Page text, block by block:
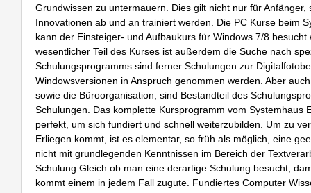
Grundwissen zu untermauern. Dies gilt nicht nur für
Innovationen ab und an trainiert werden. Die PC Kurse beim
kann der Einsteiger- und Aufbaukurs für Windows 7/8
wesentlicher Teil des Kurses ist außerdem die Suche nach
Schulungsprogramms sind ferner Schulungen zur
Windowsversionen in Anspruch genommen werden. Aber
sowie die Büroorganisation, sind Bestandteil des
Schulungen. Das komplette Kursprogramm vom Systemhaus
perfekt, um sich fundiert und schnell weiterzubilden. Um zu
Erliegen kommt, ist es elementar, so früh als möglich, eine
nicht mit grundlegenden Kenntnissen im Bereich der
Schulung Gleich ob man eine derartige Schulung besucht,
kommt einem in jedem Fall zugute. Fundiertes Computer